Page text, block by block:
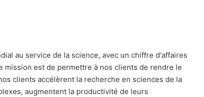
au service de la science, avec un chiffre d'affaires
est de permettre à nos clients de rendre le
clients accélèrent la recherche en sciences de la
augmentent la productivité de leurs